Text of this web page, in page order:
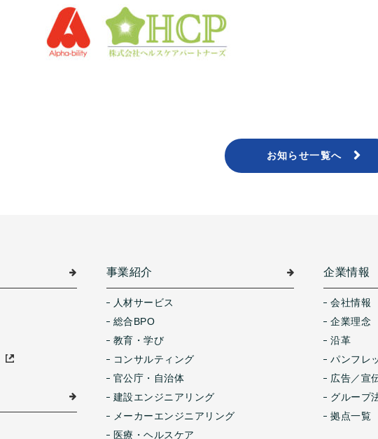
お知らせ一覧へ
事業紹介
人材サービス
総合BPO
教育・学び
コンサルティング
官公庁・自治体
建設エンジニアリング
メーカーエンジニアリング
医療・ヘルスケア
企業情報
会社情報
企業理念
沿革
パンフレ
広告／宣
グループ
拠点一覧